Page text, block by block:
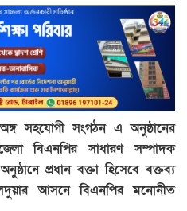
সহযোগী সংগঠন এ অনুষ্ঠানের
বিএনপির সাধারণ সম্পাদক
প্রধান বক্তা হিসেবে বক্তব্য
আসনে বিএনপির মনোনীত